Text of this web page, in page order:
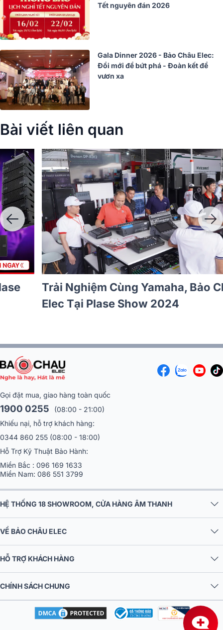
Tết nguyên đán 2026
Gala Dinner 2026 - Bảo Châu Elec:
Đổi mới để bứt phá - Đoàn kết để
vươn xa
Bài viết liên quan
Lễ Khai Mạc Triển Lãm Thiết Bị Âm
Thanh- Plase Show 2024
Gọi đặt mua, giao hàng toàn quốc
1900 0255
(08:00 - 21:00)
Khiếu nại, hỗ trợ khách hàng:
0344 860 255 (08:00 - 18:00)
Hỗ Trợ Kỹ Thuật Bảo Hành:
Miền Bắc : 096 169 1633
Miền Nam: 086 551 3799
HỆ THỐNG 18 SHOWROOM, CỬA HÀNG ÂM THANH
VỀ BẢO CHÂU ELEC
HỖ TRỢ KHÁCH HÀNG
CHÍNH SÁCH CHUNG